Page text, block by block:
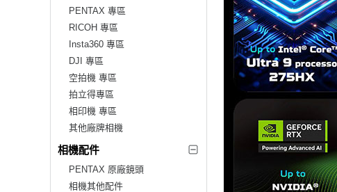
PENTAX 專區
RICOH 專區
Insta360 專區
DJI 專區
空拍機 專區
拍立得專區
相印機 專區
其他廠牌相機
相機配件
PENTAX 原廠鏡頭
相機其他配件